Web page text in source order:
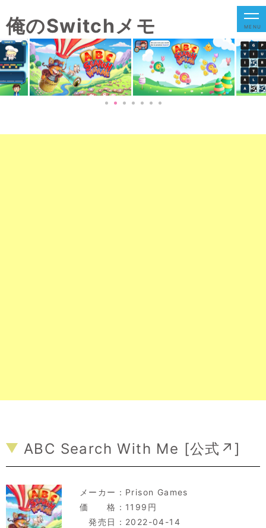
俺のSwitchメモ MENU
ABC Search With Me [公式↗]
メーカー： Prison Games
価 格：1199円
発売日：2022-04-14